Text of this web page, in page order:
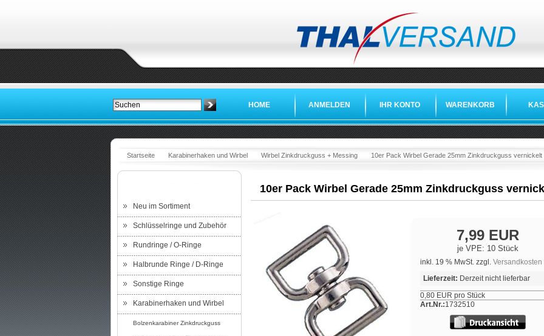
HOME ANMELDEN IHR KONTO WARENKORB
Startseite Karabinerhaken und Wirbel Wirbel Zinkdruckguss + Messing 10er Pack Wirbel Gerade 25mm Zinkdruckguss vernickelt
Neu im Sortiment
Schlüsselringe und Zubehör
Rundringe / O-Ringe
Halbrunde Ringe / D-Ringe
Sonstige Ringe
Karabinerhaken und Wirbel
Bolzenkarabiner Zinkdruckguss
10er Pack Wirbel Gerade 25mm Zinkdruckguss
7,99 EUR
je VPE: 10 Stück
inkl. 19 % MwSt. zzgl. Versandkosten
Lieferzeit: Derzeit nicht lieferbar
0,80 EUR pro Stück
Art.Nr.:1732510